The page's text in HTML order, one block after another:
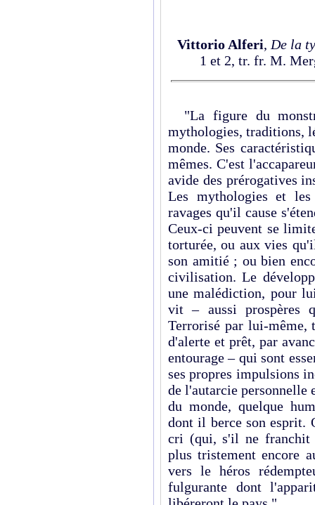
Vittorio Alferi, De la
1 et 2, tr. fr. M.
"La figure du
mythologies, traditions,
monde. Ses
mêmes. C'est
avide des prérogatives
Les mythologies et
ravages qu'il cause
Ceux-ci peuvent se
torturée, ou aux vies
son amitié ; ou bien
civilisation. Le
une malédiction, pour
vit – aussi prospères
Terrorisé par lui-même,
d'alerte et prêt, par
entourage – qui sont
ses propres impulsions
de l'autarcie personnelle
du monde, quelque
dont il berce son esprit.
cri (qui, s'il ne franchit
plus tristement encore
vers le héros
fulgurante dont